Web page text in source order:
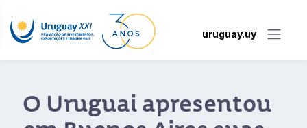
uruguay.uy
Os agronegócios